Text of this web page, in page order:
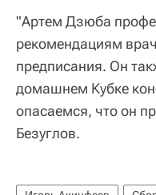
"Артем Дзюба
рекомендациям
предписания. Он
домашнем Кубке
опасаемся, что он
Безуглов.